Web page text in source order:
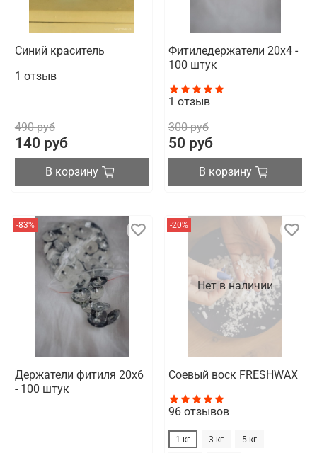
Синий краситель
1 отзыв
490 руб
140 руб
В корзину
Фитиледержатели 20х4 -
100 штук
1 отзыв
300 руб
50 руб
В корзину
-83%
Держатели фитиля 20x6
- 100 штук
Нет в наличии
-20%
Соевый воск FRESHWAX
96 отзывов
1 кг 3 кг 5 кг